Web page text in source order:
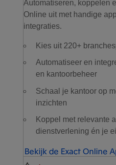
Automatiseren, koppelen
Online uit met handige
integraties.
Kies uit 220+
Automatiseer en
en kantoorbeheer
Schaal je kantoor op
inzichten
Koppel met relevante
dienstverlening én je
Bekijk de Exact Online